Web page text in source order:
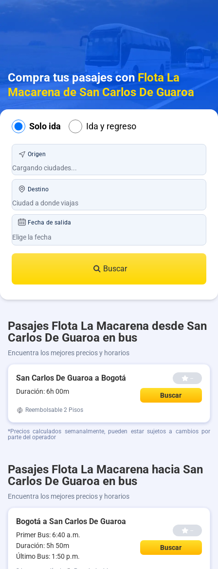
Compra tus pasajes con Flota La
Macarena de San Carlos De Guaroa
Solo ida Ida y regreso
Origen
Destino
Fecha de salida
Buscar
Pasajes Flota La Macarena desde San
Carlos De Guaroa en bus
Encuentra los mejores precios y horarios
San Carlos De Guaroa a Bogotá
Duración: 6h 00m
--
Buscar
Reembolsable 2 Pisos
*Precios calculados semanalmente, pueden estar sujetos a cambios por
parte del operador
Pasajes Flota La Macarena hacia San
Carlos De Guaroa en bus
Encuentra los mejores precios y horarios
Bogotá a San Carlos De Guaroa
Primer Bus: 6:40 a.m.
Duración: 5h 50m
Último Bus: 1:50 p.m.
--
Buscar